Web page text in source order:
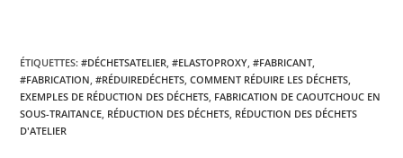
ÉTIQUETTES:#DÉCHETSATELIER, #ELASTOPROXY, #FABRICANT,
#FABRICATION, #RÉDUIREDÉCHETS, COMMENT RÉDUIRE LES DÉCHETS,
EXEMPLES DE RÉDUCTION DES DÉCHETS, FABRICATION DE CAOUTCHOUC EN
SOUS-TRAITANCE, RÉDUCTION DES DÉCHETS, RÉDUCTION DES DÉCHETS
D'ATELIER